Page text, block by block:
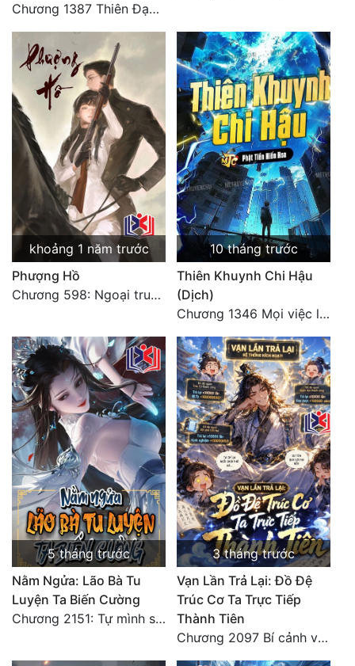
Chương 1387 Thiên Đạo đắc ý
khoảng 1 năm trước
Phượng Hồ
Chương 598: Ngoại truyện: Tiểu Tiểu Ký
10 tháng trước
Thiên Khuynh Chi Hậu
(Dịch)
Chương 1346 Mọi việc lấy tất - Đại Kết Cục (2)
5 tháng trước
Nằm Ngửa: Lão Bà Tu
Luyện Ta Biến Cường
Chương 2151: Tự mình sụp đổ, nhận biết hủy diệt
3 tháng trước
Vạn Lần Trả Lại: Đồ Đệ
Trúc Cơ Ta Trực Tiếp
Thành Tiên
Chương 2097 Bí cảnh và rời xa quê nhà